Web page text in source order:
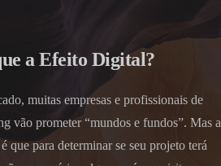
a Efeito Digital?
muitas empresas e profissionais de
vão prometer “mundos e fundos”. Mas a
que para determinar se seu projeto terá